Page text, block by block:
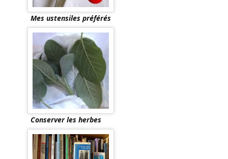
Mes ustensiles préférés
Conserver les herbes